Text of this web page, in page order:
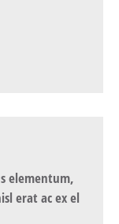
elementum,
erat ac ex el